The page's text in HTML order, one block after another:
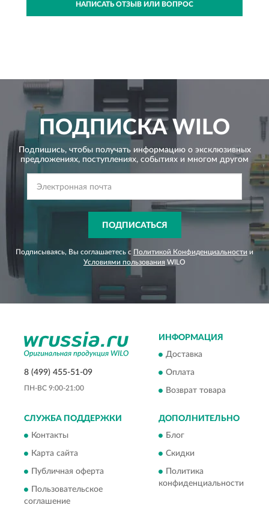
НАПИСАТЬ ОТЗЫВ ИЛИ ВОПРОС
ПОДПИСКАWILO
Подпишись, чтобы получать информацию о эксклюзивных
предложениях, поступлениях, событиях и многом другом
ПОДПИСАТЬСЯ
Подписываясь, Вы соглашаетесь с Политикой Конфиденциальности и
Условиями пользования WILO
8 (499) 455-51-09
ПН-ВС 9:00-21:00
ИНФОРМАЦИЯ
Доставка
Оплата
Возврат товара
СЛУЖБА ПОДДЕРЖКИ
Контакты
Карта сайта
Публичная оферта
Пользовательское
соглашение
ДОПОЛНИТЕЛЬНО
Блог
Скидки
Политика
конфиденциальности